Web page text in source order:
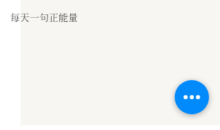
每天一句正能量